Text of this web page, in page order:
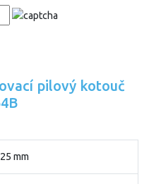
pilový kotouč
mm